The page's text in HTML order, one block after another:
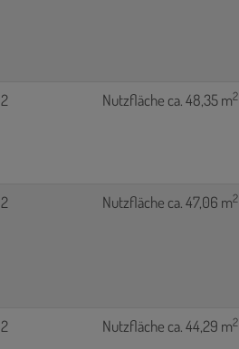
2 Nutzfläche ca. 48,35 m2
2 Nutzfläche ca. 47,06 m2
2 Nutzfläche ca. 44,29 m2